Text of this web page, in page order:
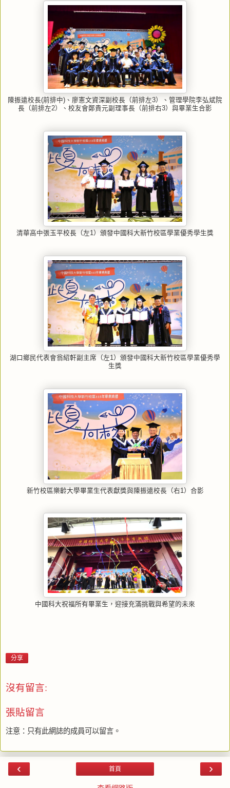
陳振遠校長(前排中)、廖憲文資深副校長（前排左3）、管理學院李弘斌院
長（前排左2）、校友會鄭貴元副理事長（前排右3）與畢業生合影
清華高中張玉平校長（左1）頒發中國科大新竹校區學業優秀學生獎
湖口鄉民代表會翁紹軒副主席（左1）頒發中國科大新竹校區學業優秀學
生獎
新竹校區樂齡大學畢業生代表獻獎與陳振遠校長（右1）合影
中國科大祝福所有畢業生，迎接充滿挑戰與希望的未來
分享
沒有留言:
張貼留言
注意：只有此網誌的成員可以留言。
‹ ›
首頁